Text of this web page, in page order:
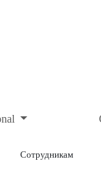
Сотрудникам